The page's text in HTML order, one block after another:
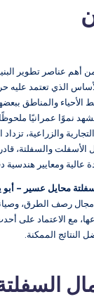
أهم عناصر تطوير
الذي تعتمد عليه
الأحياء والمناطق
نموًا عمرانيًا
والزراعية،
والسفلتة،
ومعايير هندسية
محايل عسير – أبو
رصف الطرق،
مع الاعتماد على
النتائج الممكنة.